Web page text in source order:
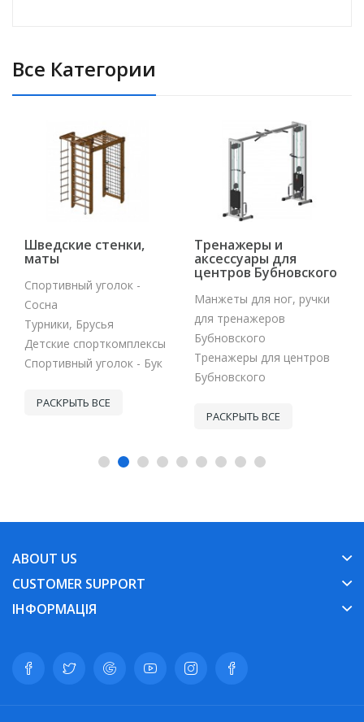
Все Категории
Шведские стенки,
маты
Спортивный уголок -
Сосна
Турники, Брусья
Детские спорткомплексы
Спортивный уголок - Бук
РАСКРЫТЬ ВСЕ
Тренажеры и
аксессуары для
центров Бубновского
Манжеты для ног, ручки
для тренажеров
Бубновского
Тренажеры для центров
Бубновского
РАСКРЫТЬ ВСЕ
ABOUT US
CUSTOMER SUPPORT
ІНФОРМАЦІЯ